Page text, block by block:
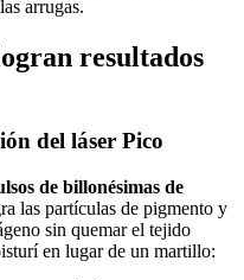
arrugas.
resultados
del láser Pico
de billonésimas de
las partículas de pigmento y
sin quemar el tejido
en lugar de un martillo: